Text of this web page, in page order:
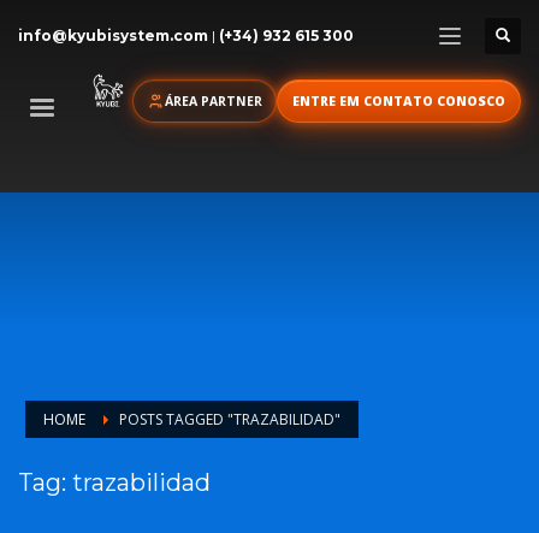
info@kyubisystem.com | (+34) 932 615 300
ÁREA PARTNER ENTRE EM CONTATO CONOSCO
HOME POSTS TAGGED "TRAZABILIDAD"
Tag: trazabilidad